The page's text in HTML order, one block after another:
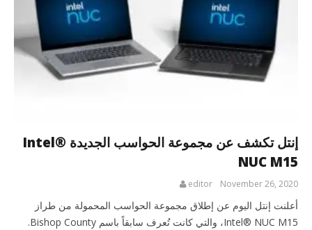
إنتل تكشف عن مجموعة الحواسب الجديدة Intel®
NUC M15
November 26, 2020
editor
أعلنت إنتل اليوم عن إطلاق مجموعة الحواسب المحمولة من طراز
Intel® NUC M15، والتي كانت تُعرف سابقاً باسم Bishop County.